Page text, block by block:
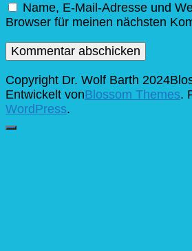
Name, E-Mail-Adresse und
Browser für meinen nächsten
Copyright Dr. Wolf Barth 2024
Entwickelt vonBlossom Themes.
WordPress.